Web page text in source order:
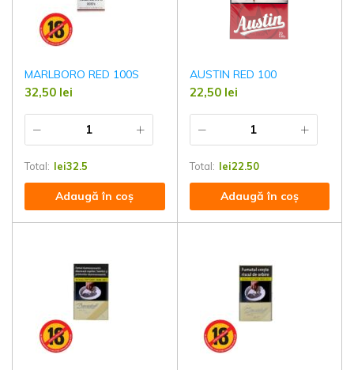
MARLBORO RED 100S
32,50 lei
Total: lei32.5
Adaugă în coș
AUSTIN RED 100
22,50 lei
Total: lei22.50
Adaugă în coș